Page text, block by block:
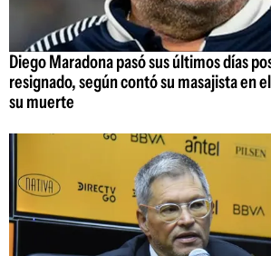
Diego Maradona pasó sus últimos días
resignado, según contó su masajista en
su muerte